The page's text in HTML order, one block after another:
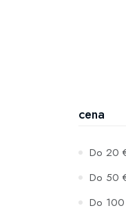
cena
Do 20
Do 50
Do